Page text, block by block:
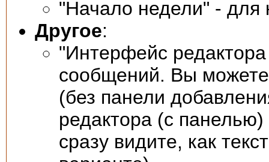
"Начало недели" - для
Другое:
"Интерфейс
сообщений. Вы можете
(без панели
редактора (с
сразу видите, как